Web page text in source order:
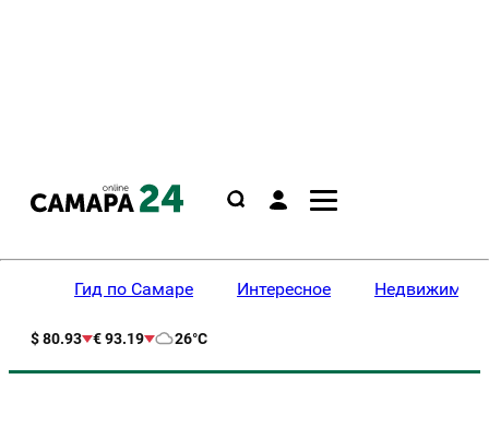
Гид по Самаре Интересное
$ 80.93 € 93.19 26°C